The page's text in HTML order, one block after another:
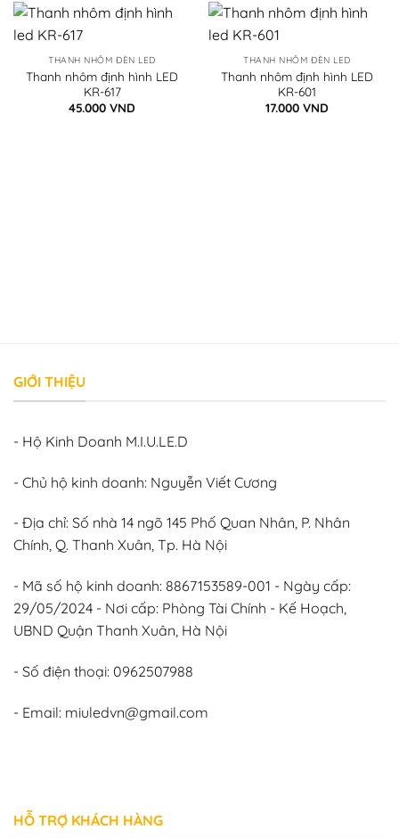
THANH NHÔM ĐÈN LED
Thanh nhôm định hình LED
KR-617
45.000 VND
THANH NHÔM ĐÈN LED
Thanh nhôm định hình LED
KR-601
17.000 VND
GIỚI THIỆU
- Hộ Kinh Doanh M.I.U.LE.D
- Chủ hộ kinh doanh: Nguyễn Viết Cương
- Địa chỉ: Số nhà 14 ngõ 145 Phố Quan Nhân, P. Nhân
Chính, Q. Thanh Xuân, Tp. Hà Nội
- Mã số hộ kinh doanh: 8867153589-001 - Ngày cấp:
29/05/2024 - Nơi cấp: Phòng Tài Chính - Kế Hoạch,
UBND Quận Thanh Xuân, Hà Nội
- Số điện thoại: 0962507988
- Email: miuledvn@gmail.com
HỖ TRỢ KHÁCH HÀNG